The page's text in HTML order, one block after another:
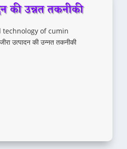
की उन्नत तकनीकी
technology of cumin
उत्पादन की उन्नत तकनीकी